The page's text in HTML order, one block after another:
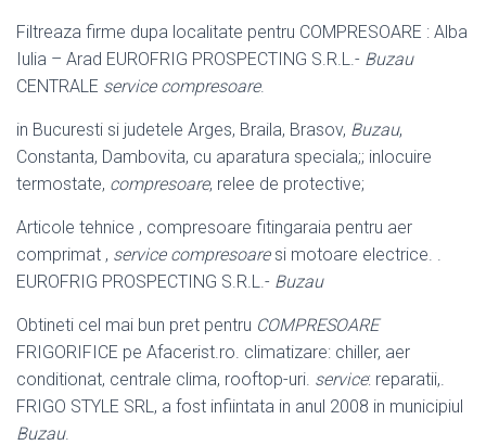
Filtreaza firme dupa localitate pentru COMPRESOARE : Alba
Iulia – Arad EUROFRIG PROSPECTING S.R.L.- Buzau
CENTRALE service compresoare.
in Bucuresti si judetele Arges, Braila, Brasov, Buzau,
Constanta, Dambovita, cu aparatura speciala;; inlocuire
termostate, compresoare, relee de protective;
Articole tehnice , compresoare fitingaraia pentru aer
comprimat , service compresoaresi motoare electrice. .
EUROFRIG PROSPECTING S.R.L.- Buzau
Obtineti cel mai bun pret pentru COMPRESOARE
FRIGORIFICE pe Afacerist.ro. climatizare: chiller, aer
conditionat, centrale clima, rooftop-uri. service: reparatii,.
FRIGO STYLE SRL, a fost infiintata in anul 2008 in municipiul
Buzau.